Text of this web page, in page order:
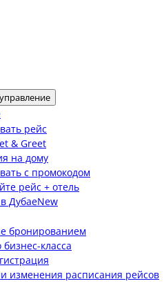
рейс
& Greet
на дому
с промокодом
рейс + отель
ДубаеNew
бронированием
класса
изменения расписания рейсов